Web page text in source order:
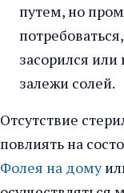
путем, но
засорился или
залежи солей.
Отсутствие
повлиять на
Фолея на дому